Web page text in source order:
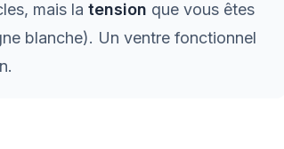
mais la tension que vous êtes
blanche). Un ventre fonctionnel